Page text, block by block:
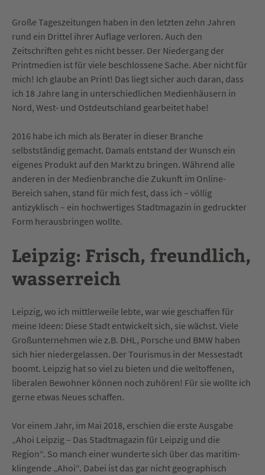
Große Tageszeitungen haben in den letzten zehn Jahren
rund ein Drittel ihrer Auflage verloren. Auch den
Zeitschriften geht es nicht besser. Der Niedergang der
Printmedien ist für viele beschlossene Sache. Aber nicht für
mich! Ich glaube an Print! Das liegt sicher auch daran, dass
ich 18 Jahre lang in unterschiedlichen Medienhäusern in
Nord, West- und Ostdeutschland gearbeitet habe!
2016 habe ich mich als Berater in dieser Branche
selbstständig gemacht. Damals entstand der Wunsch ein
eigenes Produkt auf den Markt zu bringen. Während alle
anderen in der Medienbranche die Zukunft im Online-
Bereich sahen, stand für mich fest, dass ich – völlig
antizyklisch – ein hochwertiges Stadtmagazin in gedruckter
Form herausbringen wollte.
Leipzig: Frisch, freundlich,
wasserreich
Leipzig, wo ich mittlerweile lebte, war wie geschaffen für
meine Ideen: Diese Stadt entwickelt sich, sie wächst. Viele
Großunternehmen wie z.B. DHL, Porsche und BMW haben
sich hier niedergelassen. Der Tourismus in der Messestadt
boomt. Leipzig hat so viel zu bieten und die weltoffenen,
liberalen Bewohner können noch zuhören! Für sie wollte ich
gerne etwas Neues schaffen.
Vor einem Jahr, im Mai 2018, erschien die erste Ausgabe
„Ahoi Leipzig – Das Stadtmagazin für Leipzig und die
Region“. So manch einer wunderte sich über das maritim-
klingende „Ahoi“. Dabei ist das gar nicht geographisch